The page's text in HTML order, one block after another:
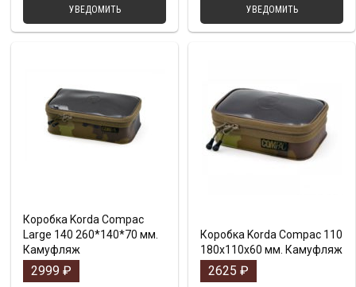
УВЕДОМИТЬ УВЕДОМИТЬ
Коробка Korda Compac
Large 140 260*140*70 мм.
Камуфляж
2999 ₽
Коробка Korda Compac 110
180x110x60 мм. Камуфляж
2625 ₽